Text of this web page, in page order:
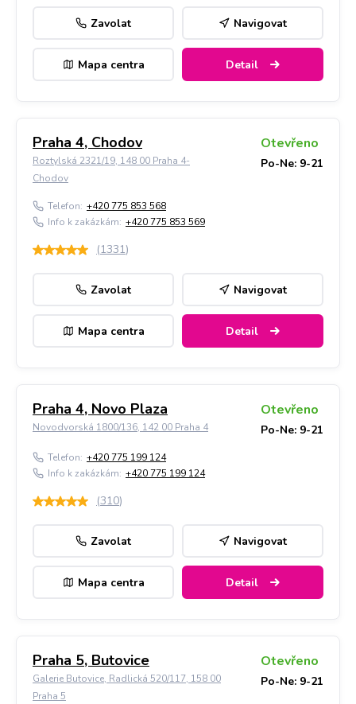
Zavolat Navigovat
Mapa centra Detail
Praha 4, Chodov
Roztylská 2321/19, 148 00 Praha 4-
Chodov
Otevřeno
Po-Ne: 9-21
Telefon: +420 775 853 568
Info k zakázkám: +420 775 853 569
(1331)
Zavolat Navigovat
Mapa centra Detail
Praha 4, Novo Plaza
Novodvorská 1800/136, 142 00 Praha 4
Otevřeno
Po-Ne: 9-21
Telefon: +420 775 199 124
Info k zakázkám: +420 775 199 124
(310)
Zavolat Navigovat
Mapa centra Detail
Praha 5, Butovice
Galerie Butovice, Radlická 520/117, 158 00
Praha 5
Otevřeno
Po-Ne: 9-21